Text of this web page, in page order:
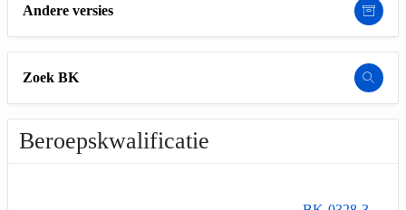
Andere versies
Zoek BK
Beroepskwalificatie